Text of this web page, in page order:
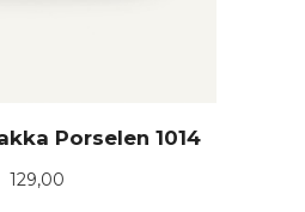
Porselen 1014
Pris
129,00